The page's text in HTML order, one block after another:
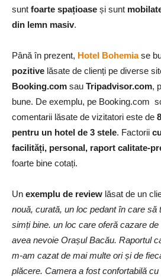
sunt foarte spațioase și sunt
din lemn masiv.
Până în prezent, Hotel Bohemiase
pozitive lăsate de clienți pe diverse
Booking.com sau Tripadvisor.com,
bune. De exemplu, pe Booking.com
comentarii lăsate de vizitatori este de
pentru un hotel de 3 stele. Factorii
facilități, personal, raport calitate-
foarte bine cotați.
Un exemplu de review lăsat de un
nouă, curată, un loc pedant în care să
simți bine. un loc care oferă cazare
avea nevoie Orașul Bacău. Raportul
m-am cazat de mai multe ori și de
plăcere. Camera a fost confortabilă